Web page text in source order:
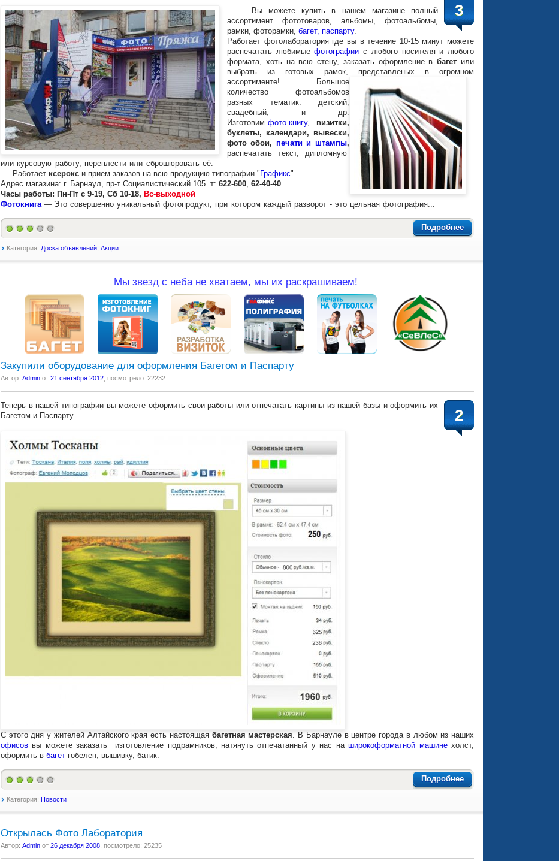
3
Вы можете купить в нашем магазине полный
ассортимент фототоваров, альбомы, фотоальбомы,
рамки, фоторамки, багет, паспарту.
Работает фотолаборатория где вы в течение 10-15 минут можете
распечатать любимыефотографии с любого носителя и любого
формата, хоть на всю стену, заказать оформление вбагет или
выбрать из готовых рамок, представленых в огромном
ассортименте!
Большое
количество фотоальбомов
разных тематик: детский,
свадебный, и др.
Изготовим фото книгу,
визитки,
буклеты, календари, вывески,
фото обои, печати и штампы,
распечатать текст, дипломную
или курсовую работу, переплести или сброшюровать её.
Работает ксерокс и прием заказов на всю продукцию типографии " Графикс"
Адрес магазина: г. Барнаул, пр-т Социалистический 105. т: 622-600 62-40-40
Часы работы: Пн-Пт с 9-19, Сб 10-18, Вс-выходной
Фотокнига — Это совершенно уникальный фотопродукт, при котором каждый разворот - это цельная фотография...
Подробнее
Категория: Доска объявлений Акции
Мы звезд с неба не хватаем, мы их раскрашиваем!
Закупили оборудование для оформления Багетом и Паспарту
Автор: Admin от 21 сентября 2012 , посмотрело: 22232
2
Теперь в нашей типографии вы можете оформить свои работы или отпечатать картины из нашей базы и оформить их
Багетом и Паспарту
С этого дня у жителей Алтайского края есть настоящая багетная мастерская . В Барнауле в центре города в любом из наших
офисов вы можете заказать изготовление подрамников, натянуть отпечатанный у нас наширокоформатной машинехолст,
оформить в багет гобелен, вышивку, батик.
Подробнее
Категория: Новости
Открылась Фото Лаборатория
Автор: Admin от 26 декабря 2008 , посмотрело: 25235